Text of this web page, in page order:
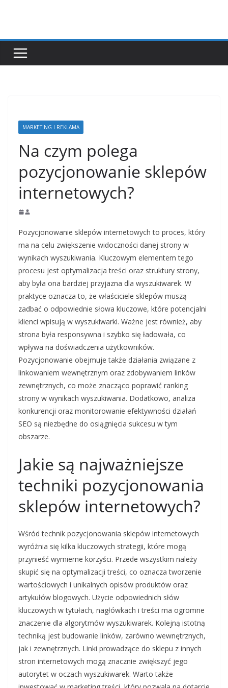
MARKETING I REKLAMA
Na czym polega
pozycjonowanie sklepów
internetowych?
Pozycjonowanie sklepów internetowych to proces, który
ma na celu zwiększenie widoczności danej strony w
wynikach wyszukiwania. Kluczowym elementem tego
procesu jest optymalizacja treści oraz struktury strony,
aby była ona bardziej przyjazna dla wyszukiwarek. W
praktyce oznacza to, że właściciele sklepów muszą
zadbać o odpowiednie słowa kluczowe, które potencjalni
klienci wpisują w wyszukiwarki. Ważne jest również, aby
strona była responsywna i szybko się ładowała, co
wpływa na doświadczenia użytkowników.
Pozycjonowanie obejmuje także działania związane z
linkowaniem wewnętrznym oraz zdobywaniem linków
zewnętrznych, co może znacząco poprawić ranking
strony w wynikach wyszukiwania. Dodatkowo, analiza
konkurencji oraz monitorowanie efektywności działań
SEO są niezbędne do osiągnięcia sukcesu w tym
obszarze.
Jakie są najważniejsze
techniki pozycjonowania
sklepów internetowych?
Wśród technik pozycjonowania sklepów internetowych
wyróżnia się kilka kluczowych strategii, które mogą
przynieść wymierne korzyści. Przede wszystkim należy
skupić się na optymalizacji treści, co oznacza tworzenie
wartościowych i unikalnych opisów produktów oraz
artykułów blogowych. Użycie odpowiednich słów
kluczowych w tytułach, nagłówkach i treści ma ogromne
znaczenie dla algorytmów wyszukiwarek. Kolejną istotną
techniką jest budowanie linków, zarówno wewnętrznych,
jak i zewnętrznych. Linki prowadzące do sklepu z innych
stron internetowych mogą znacznie zwiększyć jego
autorytet w oczach wyszukiwarek. Warto także